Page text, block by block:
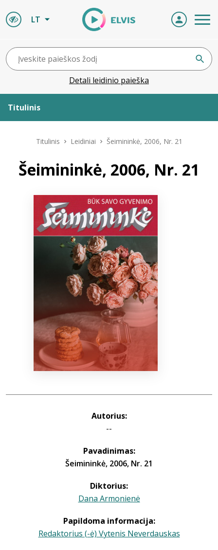
LT
Detali leidinio paieška
Titulinis
Leidiniai
Naujienos
+370 667 80 541
info@elvislab.lt
Titulinis Leidiniai Šeimininkė, 2006, Nr. 21
Šeimininkė, 2006, Nr. 21
Autorius:
--
Pavadinimas:
Šeimininkė, 2006, Nr. 21
Diktorius:
Dana Armonienė
Papildoma informacija:
Redaktorius (-ė) Vytenis Neverdauskas